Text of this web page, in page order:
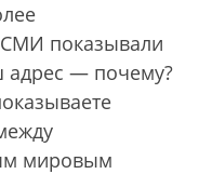
показывали
адрес — почему?
мировым